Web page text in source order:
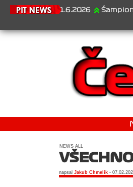
21.6.2026 Šampionát
NEWS ALL
napsal Jakub Chmelík -